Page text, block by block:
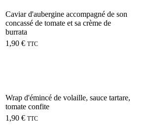
Caviar d'aubergine accompagné de son
concassé de tomate et sa crème de
burrata
1,90 € TTC
Wrap d'émincé de volaille, sauce tartare,
tomate confite
1,90 € TTC